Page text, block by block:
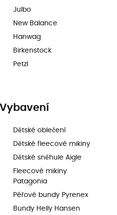
Julbo
New Balance
Hanwag
Birkenstock
Petzl
Dětské oblečení
Dětské fleecové mikiny
Dětské sněhule Aigle
Fleecové mikiny
Patagonia
Péřové bundy Pyrenex
Bundy Helly Hansen